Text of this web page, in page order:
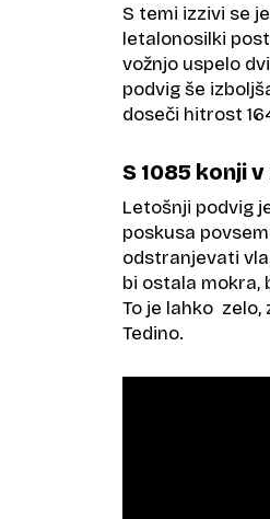
S temi izzivi se
letalonosilki
vožnjo uspelo
podvig še
doseči hitrost
S 1085 konji
Letošnji podvig
poskusa
odstranjevati
bi ostala mokra,
To je lahko zelo,
Tedino.